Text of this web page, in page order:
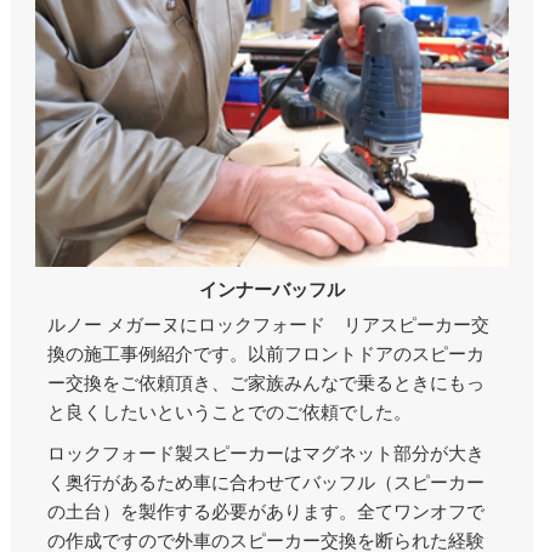
インナーバッフル
ルノー メガーヌにロックフォード リアスピーカー交
換の施工事例紹介です。以前フロントドアのスピーカ
ー交換をご依頼頂き、ご家族みんなで乗るときにもっ
と良くしたいということでのご依頼でした。
ロックフォード製スピーカーはマグネット部分が大き
く奥行があるため車に合わせてバッフル（スピーカー
の土台）を製作する必要があります。全てワンオフで
の作成ですので外車のスピーカー交換を断られた経験